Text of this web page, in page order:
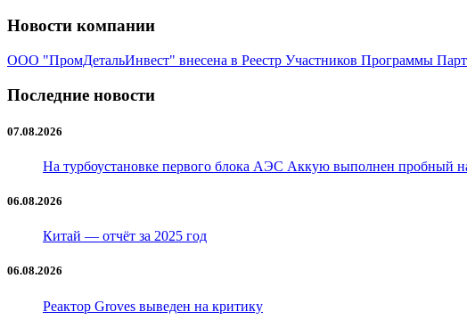
Новости компании
ООО "ПромДетальИнвест" внесена в Реестр Участников Программы
Последние новости
07.08.2026
На турбоустановке первого блока АЭС Аккую выполнен пробный
06.08.2026
Китай — отчёт за 2025 год
06.08.2026
Реактор Groves выведен на критику